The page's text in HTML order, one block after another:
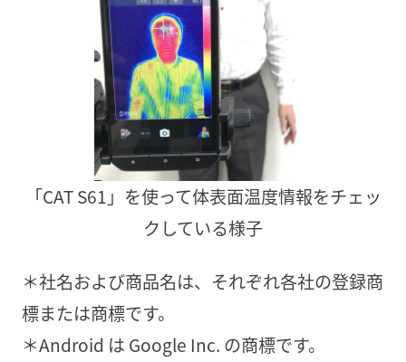
「CAT S61」を使って体表面温度情報をチェッ
クしている様子
＊社名および商品名は、それぞれ各社の登録商
標または商標です。
＊Android は Google Inc. の商標です。